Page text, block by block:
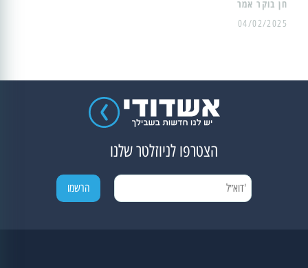
04/02/2025
הצטרפו לניוזלטר שלנו